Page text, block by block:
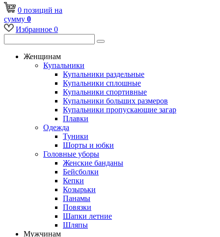
0 позиций на
сумму 0
Избранное 0
Женщинам
Купальники
Купальники раздельные
Купальники сплошные
Купальники спортивные
Купальники больших размеров
Купальники пропускающие загар
Плавки
Одежда
Туники
Шорты и юбки
Головные уборы
Женские банданы
Бейсболки
Кепки
Козырьки
Панамы
Повязки
Шапки летние
Шляпы
Мужчинам